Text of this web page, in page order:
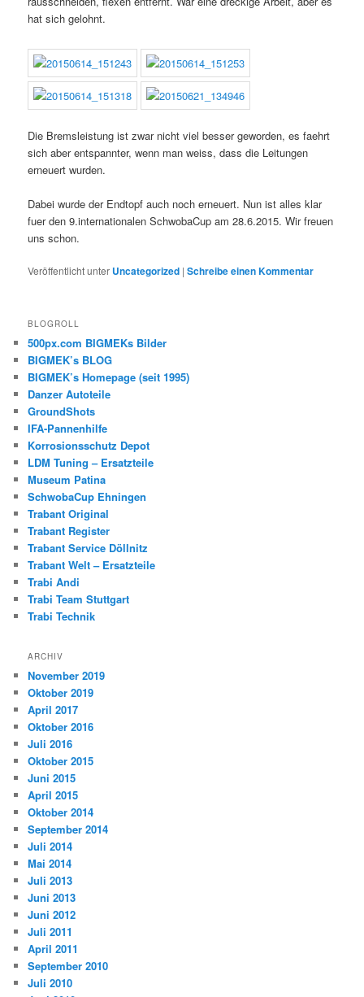
hat sich gelohnt.
Die Bremsleistung ist zwar nicht viel besser geworden, es faehrt
sich aber entspannter, wenn man weiss, dass die Leitungen
erneuert wurden.
Dabei wurde der Endtopf auch noch erneuert. Nun ist alles klar
fuer den 9.internationalen SchwobaCup am 28.6.2015. Wir freuen
uns schon.
Veröffentlicht unter Uncategorized |Schreibe einen Kommentar
BLOGROLL
500px.com BIGMEKs Bilder
BIGMEK’s BLOG
BIGMEK’s Homepage (seit 1995)
Danzer Autoteile
GroundShots
IFA-Pannenhilfe
Korrosionsschutz Depot
LDM Tuning – Ersatzteile
Museum Patina
SchwobaCup Ehningen
Trabant Original
Trabant Register
Trabant Service Döllnitz
Trabant Welt – Ersatzteile
Trabi Andi
Trabi Team Stuttgart
Trabi Technik
ARCHIV
November 2019
Oktober 2019
April 2017
Oktober 2016
Juli 2016
Oktober 2015
Juni 2015
April 2015
Oktober 2014
September 2014
Juli 2014
Mai 2014
Juli 2013
Juni 2013
Juni 2012
Juli 2011
April 2011
September 2010
Juli 2010